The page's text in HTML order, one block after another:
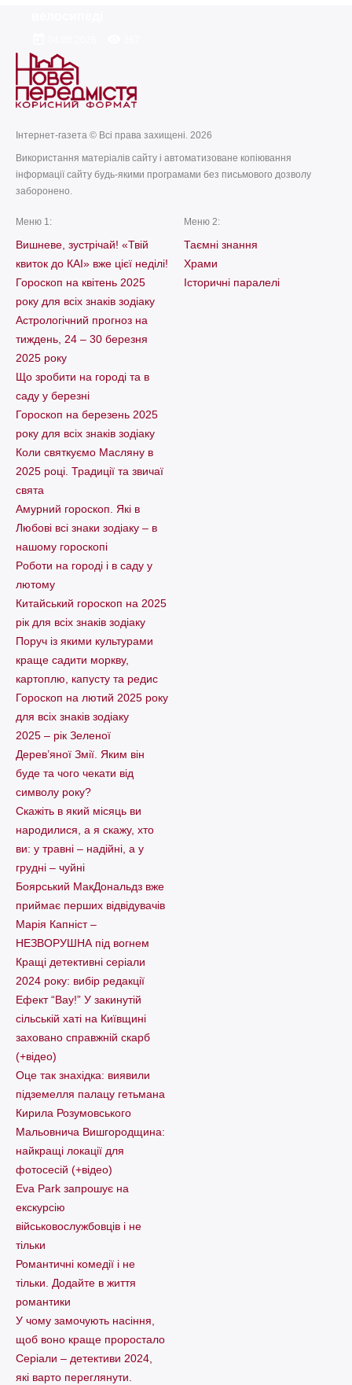
Інтернет-газета © Всі права захищені. 2026
Використання матеріалів сайту і автоматизоване копіювання
інформації сайту будь-якими програмами без письмового дозволу
заборонено.
Меню 1:
Вишневе, зустрічай! «Твій
квиток до КАІ» вже цієї неділі!
Гороскоп на квітень 2025
року для всіх знаків зодіаку
Астрологічний прогноз на
тиждень, 24 – 30 березня
2025 року
Що зробити на городі та в
саду у березні
Гороскоп на березень 2025
року для всіх знаків зодіаку
Коли святкуємо Масляну в
2025 році. Традиції та звичаї
свята
Амурний гороскоп. Які в
Любові всі знаки зодіаку – в
нашому гороскопі
Pоботи на городі і в саду у
лютому
Китайський гороскоп на 2025
рік для всіх знаків зодіаку
Поруч із якими культурами
краще садити моркву,
картоплю, капусту та редис
Гороскоп на лютий 2025 року
для всіх знаків зодіаку
2025 – рік Зеленої
Дерев’яної Змії. Яким він
буде та чого чекати від
символу року?
Скажіть в який місяць ви
народилися, а я скажу, хто
ви: у травні – надійні, а у
грудні – чуйні
Боярський МакДональдз вже
приймає перших відвідувачів
Марія Капніст –
НЕЗВОРУШНА під вогнем
Кращі детективні серіали
2024 року: вибір редакції
Ефект “Вау!” У закинутій
сільській хаті на Київщині
заховано справжній скарб
(+відео)
Оце так знахідка: виявили
підземелля палацу гетьмана
Кирила Розумовського
Мальовнича Вишгородщина:
найкращі локації для
фотосесій (+відео)
Eva Park запрошує на
екскурсію
військовослужбовців і не
тільки
Романтичні комедії і не
тільки. Додайте в життя
романтики
У чому замочують насіння,
щоб воно краще проростало
Серіали – детективи 2024,
які варто пеpеглянути.
Меню 2:
Таємні знання
Храми
Історичні паралелі